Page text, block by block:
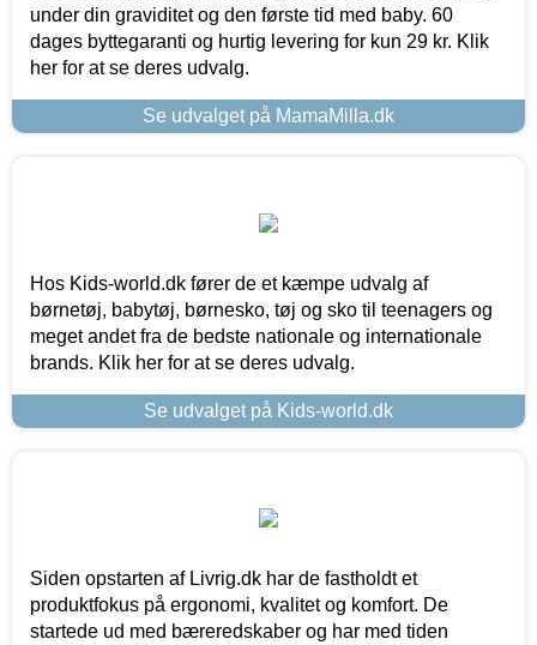
under din graviditet og den første tid med baby. 60
dages byttegaranti og hurtig levering for kun 29 kr. Klik
her for at se deres udvalg.
Se udvalget på MamaMilla.dk
Hos Kids-world.dk fører de et kæmpe udvalg af
børnetøj, babytøj, børnesko, tøj og sko til teenagers og
meget andet fra de bedste nationale og internationale
brands. Klik her for at se deres udvalg.
Se udvalget på Kids-world.dk
Siden opstarten af Livrig.dk har de fastholdt et
produktfokus på ergonomi, kvalitet og komfort. De
startede ud med bæreredskaber og har med tiden